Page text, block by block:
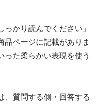
かり読んでください」
品ページに記載がありま
った柔らかい表現を使う
、質問する側・回答する